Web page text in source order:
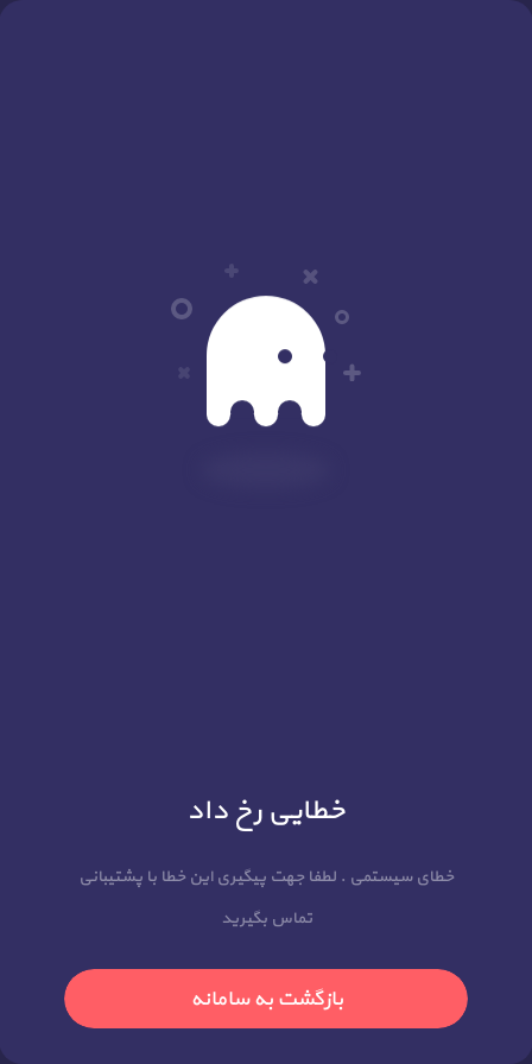
خطایی رخ داد
خطای سیستمی . لطفا جهت پیگیری این خطا با پشتیبانی
تماس بگیرید
بازگشت به سامانه